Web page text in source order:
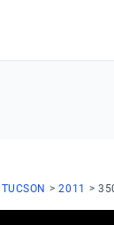
TUCSON 2011